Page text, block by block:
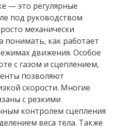
— это регулярные
под руководством
механически
понимать, как работает
движения. Особое
с газом и сцеплением,
позволяют
скорости. Многие
с резкими
контролем сцепления
веса тела. Также